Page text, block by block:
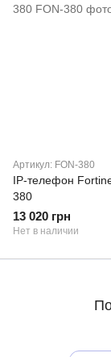
Артикул: FON-380
IP-телефон
380
13 020 грн
Нет в наличии